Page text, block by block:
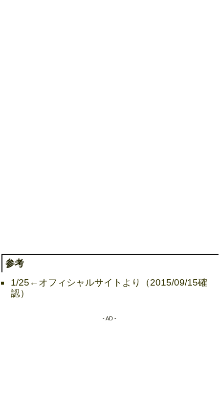
参考
1/25←オフィシャルサイトより（2015/09/15確
認）
- AD -